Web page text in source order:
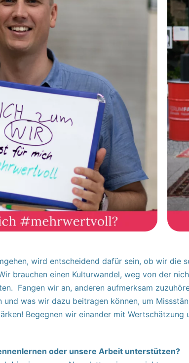
wird entscheidend dafür sein, ob wir die
brauchen einen Kulturwandel, weg von der
Fangen wir an, anderen aufmerksam
und was wir dazu beitragen können, um
Begegnen wir einander mit
oder unsere Arbeit unterstützen?